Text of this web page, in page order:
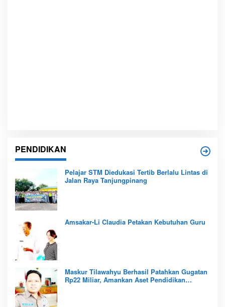
PENDIDIKAN
Pelajar STM Diedukasi Tertib Berlalu Lintas di
Jalan Raya Tanjungpinang
Amsakar-Li Claudia Petakan Kebutuhan Guru
Maskur Tilawahyu Berhasil Patahkan Gugatan
Rp22 Miliar, Amankan Aset Pendidikan